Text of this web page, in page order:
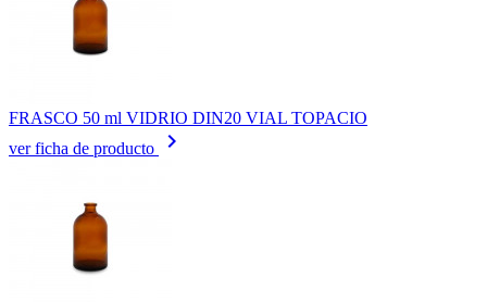
FRASCO 50 ml VIDRIO DIN20 VIAL TOPACIO
ver ficha de producto
keyboard_arrow_right